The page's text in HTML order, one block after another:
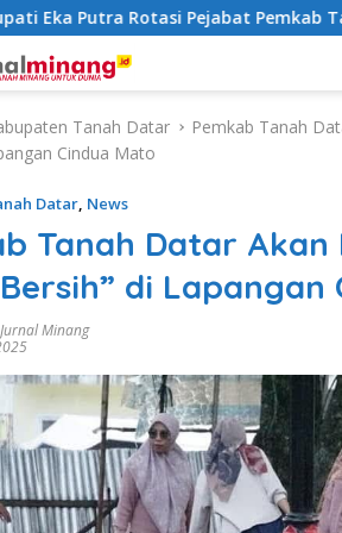
Putra Rotasi Pejabat Pemkab Tanah
Tanah Datar
Pemkab Tanah
Cindua Mato
Datar, News
Tanah Datar Akan
di Lapangan
Minang